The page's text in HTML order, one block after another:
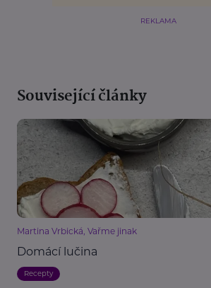
REKLAMA
Související články
Martina Vrbická, Vařme jinak
Domácí lučina
Recepty